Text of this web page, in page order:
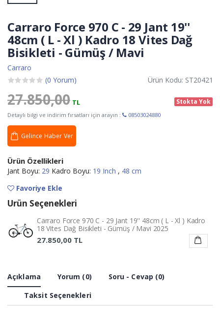
Carraro Force 970 C - 29 Jant 19''
48cm ( L - Xl ) Kadro 18 Vites Dağ
Bisikleti - Gümüş / Mavi
Carraro
(0 Yorum)
Ürün Kodu: ST20421
27.850,00 TL Stokta Yok
Detaylı bilgi ve indirim fırsatları için arayın : 08503024880
Gelince Haber Ver
Ürün Özellikleri
Jant Boyu: 29 Kadro Boyu: 19 Inch , 48 cm
Favoriye Ekle
Ürün Seçenekleri
Carraro Force 970 C - 29 Jant 19'' 48cm ( L - Xl ) Kadro
18 Vites Dağ Bisikleti - Gümüş / Mavi 2025
27.850,00 TL
Açıklama Yorum (0)
Soru - Cevap (0)
Taksit Seçenekleri